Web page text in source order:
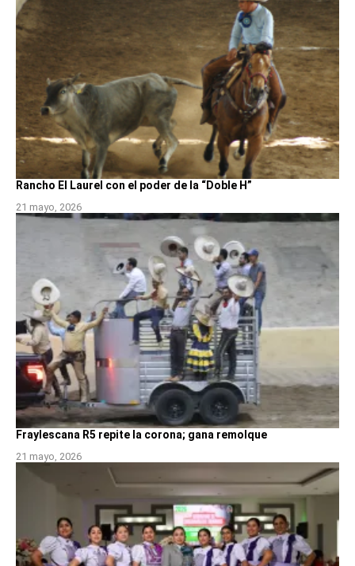
Rancho El Laurel con el poder de la “Doble H”
21 mayo, 2026
Fraylescana R5 repite la corona; gana remolque
21 mayo, 2026